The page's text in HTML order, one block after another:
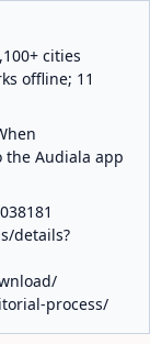
cities
offline; 11
the Audiala app
details?
process/